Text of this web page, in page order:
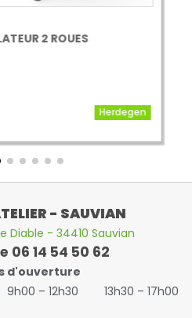
2 ROUES
Herdegen
- SAUVIAN
Diable - 34410 Sauvian
06 14 54 50 62
d'ouverture
9h00 – 12h30 13h30 – 17h00